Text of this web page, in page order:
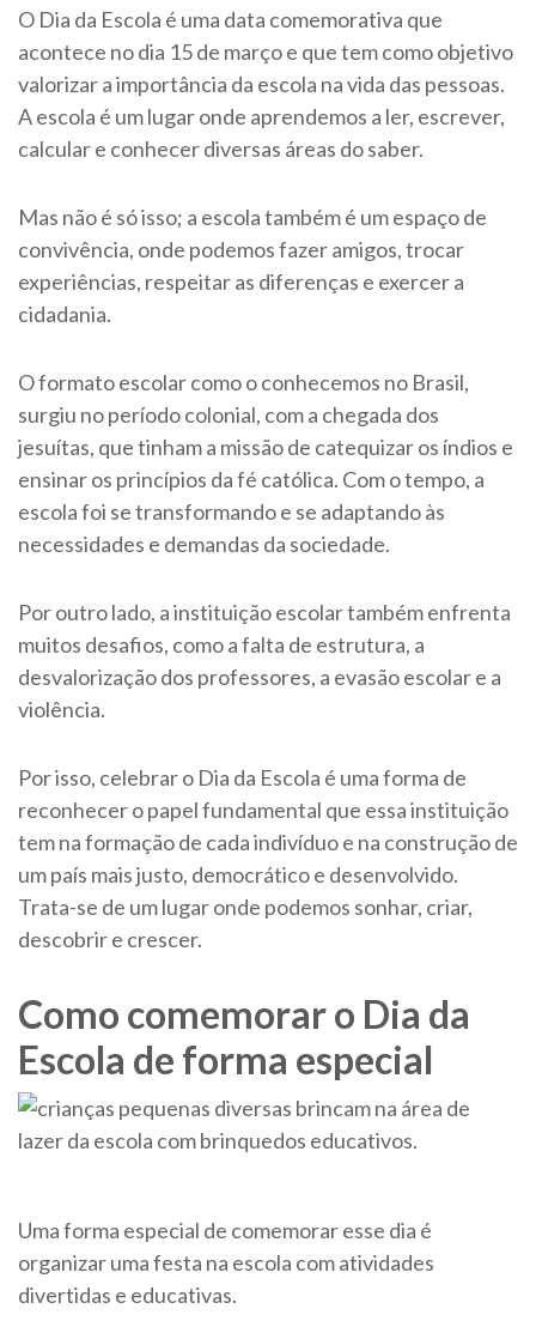
O Dia da Escola é uma data comemorativa que
acontece no dia 15 de março e que tem como objetivo
valorizar a importância da escola na vida das pessoas.
A escola é um lugar onde aprendemos a ler, escrever,
calcular e conhecer diversas áreas do saber.
Mas não é só isso; a escola também é um espaço de
convivência, onde podemos fazer amigos, trocar
experiências, respeitar as diferenças e exercer a
cidadania.
O formato escolar como o conhecemos no Brasil,
surgiu no período colonial, com a chegada dos
jesuítas, que tinham a missão de catequizar os índios e
ensinar os princípios da fé católica. Com o tempo, a
escola foi se transformando e se adaptando às
necessidades e demandas da sociedade.
Por outro lado, a instituição escolar também enfrenta
muitos desafios, como a falta de estrutura, a
desvalorização dos professores, a evasão escolar e a
violência.
Por isso, celebrar o Dia da Escola é uma forma de
reconhecer o papel fundamental que essa instituição
tem na formação de cada indivíduo e na construção de
um país mais justo, democrático e desenvolvido.
Trata-se de um lugar onde podemos sonhar, criar,
descobrir e crescer.
Como comemorar o Dia da
Escola de forma especial
Uma forma especial de comemorar esse dia é
organizar uma festa na escola com atividades
divertidas e educativas.